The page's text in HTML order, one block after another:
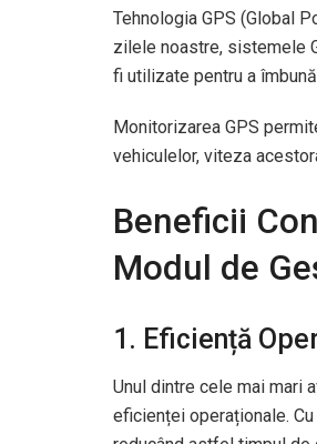
Tehnologia GPS (Global
zilele noastre, sistemele
fi utilizate pentru a
Monitorizarea GPS
vehiculelor, viteza
Beneficii
Modul de
1. Eficiență
Unul dintre cele mai mari
eficienței operaționale.